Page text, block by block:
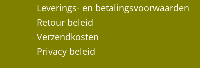
Leverings- en betalingsvoorwaarden
Retour beleid
Verzendkosten
Privacy beleid